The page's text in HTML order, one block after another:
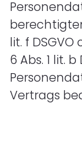
lit. f
6 Abs. 1 lit.
Vertrags